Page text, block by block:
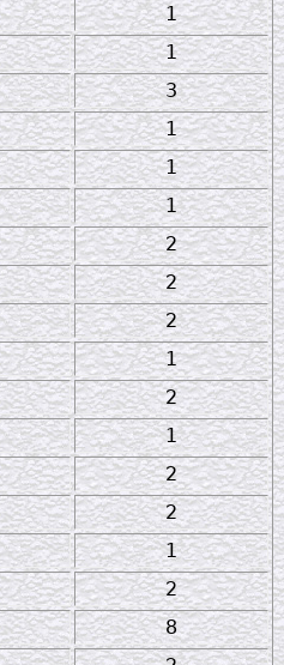
1
1
3
1
1
1
2
2
2
1
2
1
2
2
1
2
8